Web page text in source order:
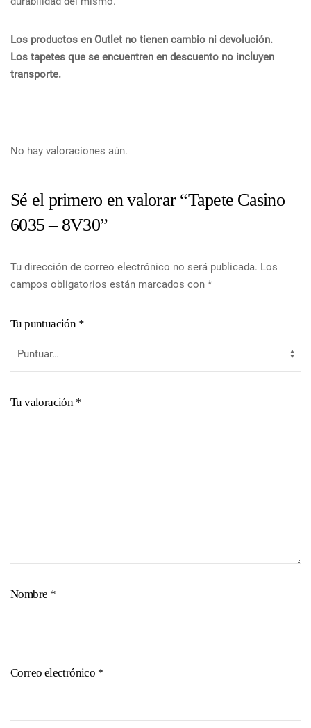
Los productos en Outlet no tienen cambio ni devolución.
Los tapetes que se encuentren en descuento no incluyen
transporte.
No hay valoraciones aún.
Sé el primero en valorar “Tapete Casino
6035 – 8V30”
Tu dirección de correo electrónico no será publicada. Los
campos obligatorios están marcados con *
Tu puntuación *
Tu valoración *
Nombre *
Correo electrónico *